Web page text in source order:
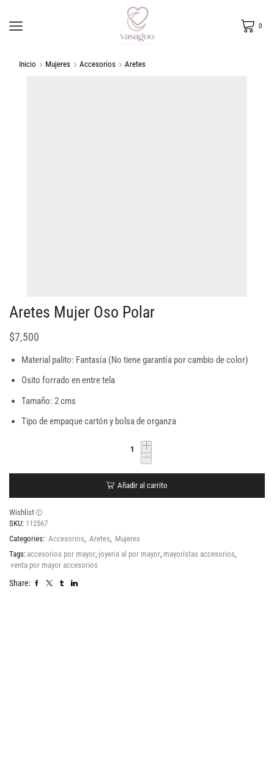
0
Inicio Mujeres Accesorios Aretes
Aretes Mujer Oso Polar
$7,500
Material palito: Fantasía (No tiene garantía por cambio de color)
Osito forrado en entre tela
Tamaño: 2 cms
Tipo de empaque cartón y bolsa de organza
Añadir al carrito
Wishlist
SKU: 112567
Categories: Accesorios Aretes Mujeres
Tags: accesorios por mayor joyeria al por mayor mayoristas accesorios
venta por mayor accesorios
Share: